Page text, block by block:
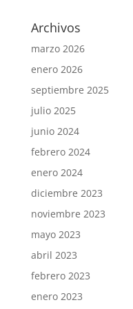
Archivos
marzo 2026
enero 2026
septiembre 2025
julio 2025
junio 2024
febrero 2024
enero 2024
diciembre 2023
noviembre 2023
mayo 2023
abril 2023
febrero 2023
enero 2023